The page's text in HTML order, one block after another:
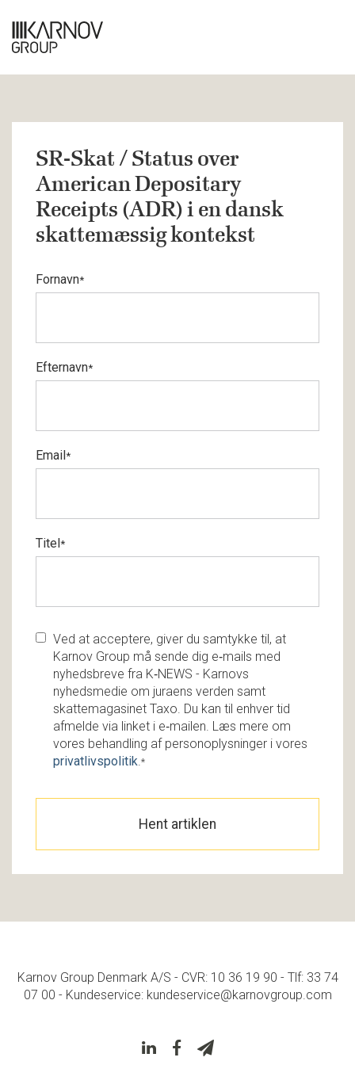
SR-Skat / Status over
American Depositary
Receipts (ADR) i en dansk
skattemæssig kontekst
Fornavn*
Efternavn*
Email*
Titel*
Ved at acceptere, giver du samtykke til, at
Karnov Group må sende dig e‑mails med
nyhedsbreve fra K‑NEWS - Karnovs
nyhedsmedie om juraens verden samt
skattemagasinet Taxo. Du kan til enhver tid
afmelde via linket i e‑mailen. Læs mere om
vores behandling af personoplysninger i vores
privatlivspolitik.*
Karnov Group Denmark A/S - CVR: 10 36 19 90 - Tlf: 33 74
07 00 - Kundeservice: kundeservice@karnovgroup.com